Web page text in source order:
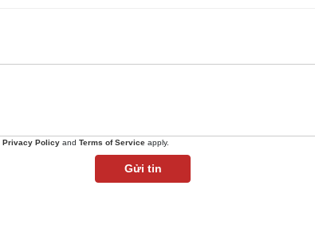
Privacy Policy and Terms of Service apply.
Gửi tin